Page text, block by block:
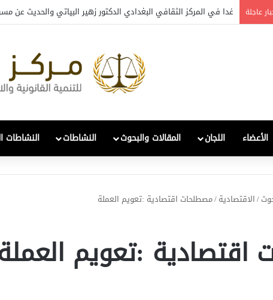
عاجلة غدا في المركز الثقافي البغدادي الدكتور زهير البياتي والحديث عن
الأعضاء اللجان المقالات والبحوث النشاطات النشاطات
/الاقتصادية/مصطلحات اقتصادية :تعويم العملة
:تعويم